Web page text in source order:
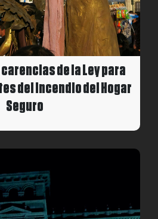
de la Ley para
del incendio del Hogar
Seguro